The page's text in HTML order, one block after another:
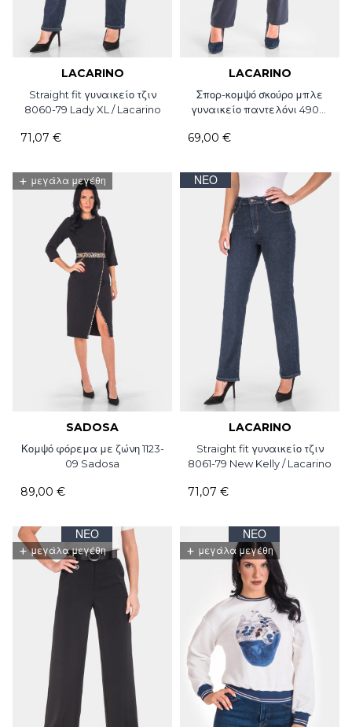
LACARINO
Straight fit γυναικείο τζιν
8060-79 Lady XL / Lacarino
71,07 €
LACARINO
Σπορ-κομψό σκούρο μπλε
γυναικείο παντελόνι 4909-
69,00 €
+ μεγάλα μεγέθη
SADOSA
Κομψό φόρεμα με ζώνη 1123-
09 Sadosa
89,00 €
ΝΈΟ
LACARINO
Straight fit γυναικείο τζιν
8061-79 New Kelly / Lacarino
71,07 €
ΝΈΟ
+ μεγάλα μεγέθη
ΝΈΟ
+ μεγάλα μεγέθη